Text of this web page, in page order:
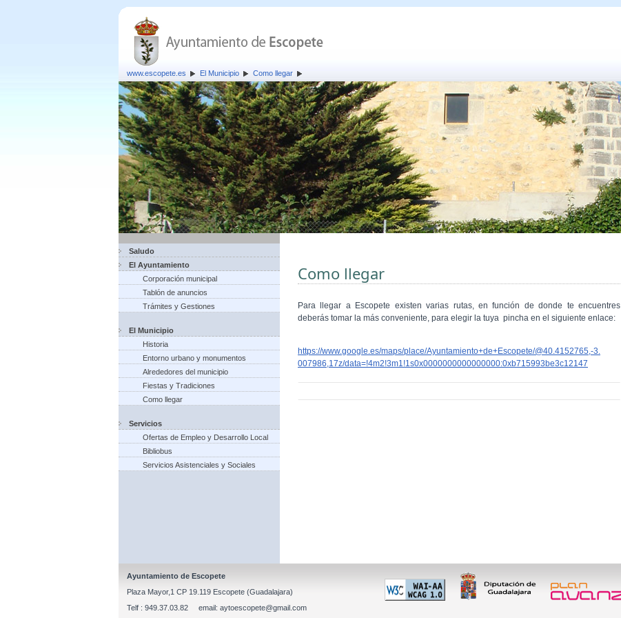
www.escopete.es El Municipio Como llegar
Saludo
El Ayuntamiento
Corporación municipal
Tablón de anuncios
Trámites y Gestiones
El Municipio
Historia
Entorno urbano y monumentos
Alrededores del municipio
Fiestas y Tradiciones
Como llegar
Servicios
Ofertas de Empleo y Desarrollo Local
Bibliobus
Servicios Asistenciales y Sociales
Como llegar
Para llegar a Escopete existen varias rutas, en función de donde te encuentres
deberás tomar la más conveniente, para elegir la tuya pincha en el siguiente enlace:
https://www.google.es/maps/place/Ayuntamiento+de+Escopete/@40.4152765,-3.
007986,17z/data=!4m2!3m1!1s0x0000000000000000:0xb715993be3c12147
Ayuntamiento de Escopete
Plaza Mayor,1 CP 19.119 Escopete (Guadalajara)
Telf : 949.37.03.82 email: aytoescopete@gmail.com